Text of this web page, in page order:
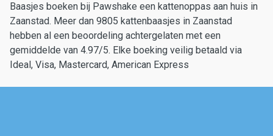
Baasjes boeken bij Pawshake een kattenoppas aan huis in
Zaanstad. Meer dan 9805 kattenbaasjes in Zaanstad
hebben al een beoordeling achtergelaten met een
gemiddelde van 4.97/5. Elke boeking veilig betaald via
Ideal, Visa, Mastercard, American Express